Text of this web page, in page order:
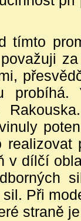
tímto
probíhá.
realizovat
v dílčí
Při
straně